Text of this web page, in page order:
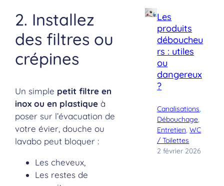
2. Installez
des filtres ou
crépines
Un simple petit filtre en
inox ou en plastique à
poser sur l’évacuation de
votre évier, douche ou
lavabo peut bloquer :
Les cheveux,
Les restes de
Les
produits
déboucheu
rs : utiles
ou
dangereux
?
Canalisations
Débouchage
Entretien, WC
/ Toilettes
2 février 2026